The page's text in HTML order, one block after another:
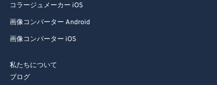
コラージュメーカー iOS
画像コンバーター Android
画像コンバーター iOS
私たちについて
ブログ